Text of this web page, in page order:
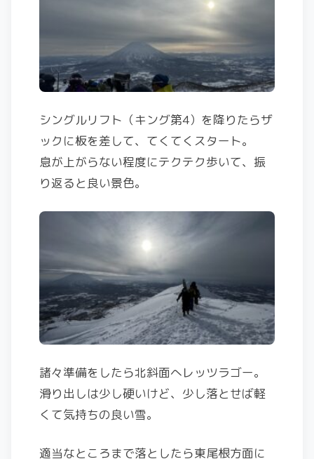
シングルリフト（キング第4）を降りたらザ
ックに板を差して、てくてくスタート。
息が上がらない程度にテクテク歩いて、振
り返ると良い景色。
諸々準備をしたら北斜面へレッツラゴー。
滑り出しは少し硬いけど、少し落とせば軽
くて気持ちの良い雪。
適当なところまで落としたら東尾根方面に